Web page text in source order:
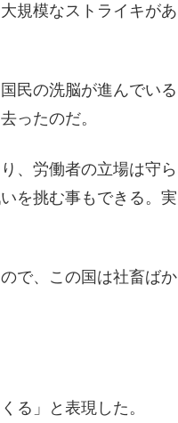
規模なストライキがあ
民の洗脳が進んでいる
ったのだ。
、労働者の立場は守ら
を挑む事もできる。実
で、この国は社畜ばか
る」と表現した。